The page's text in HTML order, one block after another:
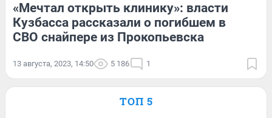
«Мечтал открыть клинику»: власти
Кузбасса рассказали о погибшем в
СВО снайпере из Прокопьевска
13 августа, 2023, 14:50 5 186 1
ТОП 5